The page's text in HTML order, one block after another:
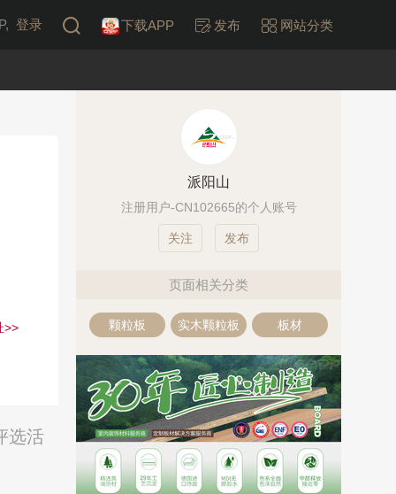
登录 下载APP 发布 网站分类
>>
选活
派阳山
注册用户-CN102665的个人账号
发布
页面相关分类
颗粒板 实木颗粒板 板材